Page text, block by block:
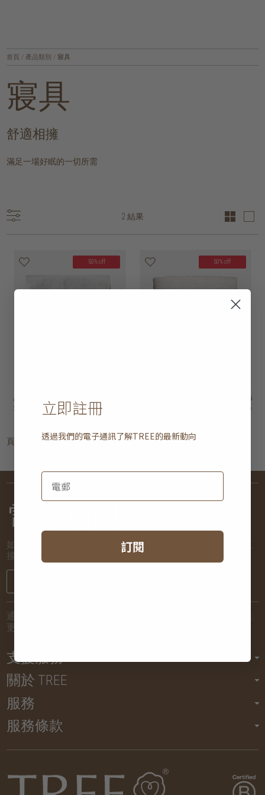
首頁 / 產品類別/ 寢具
寢具
舒適相擁
滿足一場好眠的一切所需
2 結果
50% off
chevron 縫紉被子
3 選項
HK$2,125
50% off
HK$4,250
HK$2,125
頁
電子通訊
如欲了解新到貨品和推廣活動的最新消息，讓我們將詳情直
接發送到您的電子郵箱！
通過提交您的電子郵件地址，您將同意讓我們定期向您發送
更新動態，但您亦可以隨時取消訂閱。
支援服務
關於 TREE
服務
服務條款
立即註冊
透過我們的電子通訊了解TREE的最新動向
訂閱